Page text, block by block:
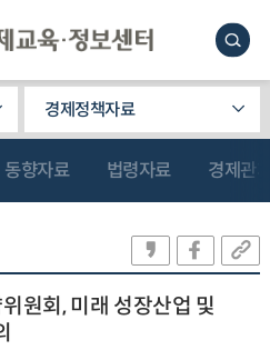
경제정책자료
동향자료 법령자료 경제관
원회, 미래 성장산업 및